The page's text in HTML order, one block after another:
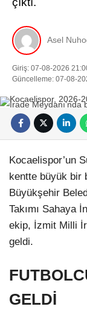
Asel
Giriş: 07-08-2026
Güncelleme: 07-08-
Kocaelispor’un
kentte büyük bir
Büyükşehir
Takımı Sahaya
ekip, İzmit Milli
geldi.
GELDİ